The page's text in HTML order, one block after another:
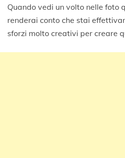
Quando vedi un volto nelle foto
renderai conto che stai
sforzi molto creativi per creare